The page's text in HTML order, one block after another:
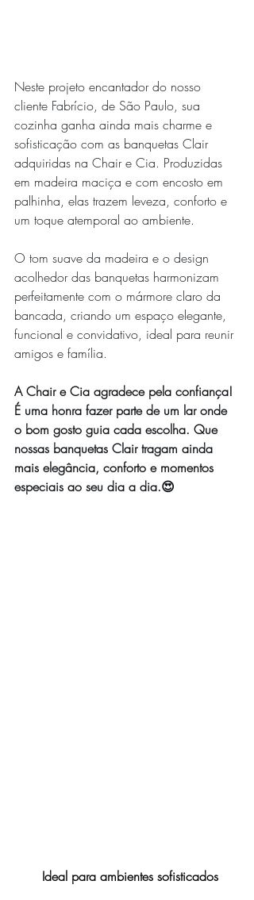
Neste projeto encantador do nosso
cliente Fabrício, de São Paulo, sua
cozinha ganha ainda mais charme e
sofisticação com as banquetas Clair
adquiridas na Chair e Cia. Produzidas
em madeira maciça e com encosto em
palhinha, elas trazem leveza, conforto e
um toque atemporal ao ambiente.
O tom suave da madeira e o design
acolhedor das banquetas harmonizam
perfeitamente com o mármore claro da
bancada, criando um espaço elegante,
funcional e convidativo, ideal para reunir
amigos e família.
A Chair e Cia agradece pela confiança!
É uma honra fazer parte de um lar onde
o bom gosto guia cada escolha. Que
nossas banquetas Clair tragam ainda
mais elegância, conforto e momentos
especiais ao seu dia a dia.😍
Ideal para ambientes sofisticados